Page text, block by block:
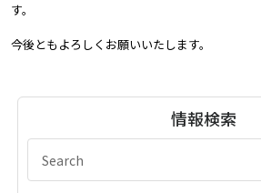
す。
今後ともよろしくお願いいたします。
情報検索